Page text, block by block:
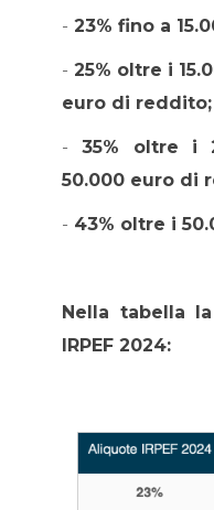
- 23% fino a
- 25% oltre i
euro di reddito;
- 35% oltre i
50.000 euro di
- 43% oltre i
Nella tabella
IRPEF 2024: